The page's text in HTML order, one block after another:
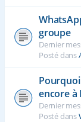
groupe
Dernier
Posté dans
encore
Dernier
Posté dans